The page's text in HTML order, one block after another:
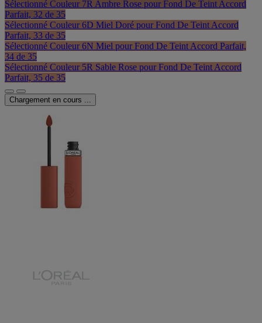
Sélectionné Couleur 7R Ambre Rose pour Fond De Teint Accord
Parfait, 32 de 35
Sélectionné Couleur 6D Miel Doré pour Fond De Teint Accord
Parfait, 33 de 35
Sélectionné Couleur 6N Miel pour Fond De Teint Accord Parfait,
34 de 35
Sélectionné Couleur 5R Sable Rose pour Fond De Teint Accord
Parfait, 35 de 35
Chargement en cours ...